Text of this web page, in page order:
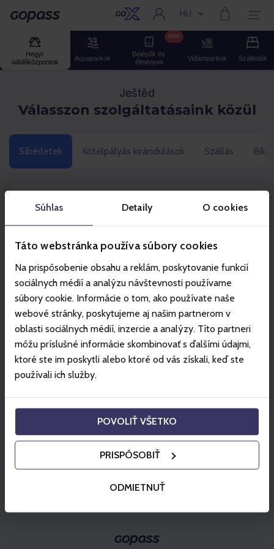
Súhlas Detaily O cookies
Táto webstránka používa súbory cookies
Na prispôsobenie obsahu a reklám, poskytovanie funkcií
sociálnych médií a analýzu návštevnosti používame
súbory cookie. Informácie o tom, ako používate naše
webové stránky, poskytujeme aj našim partnerom v
oblasti sociálnych médií, inzercie a analýzy. Títo partneri
môžu príslušné informácie skombinovať s ďalšími údajmi,
ktoré ste im poskytli alebo ktoré od vás získali, keď ste
používali ich služby.
POVOLIŤ VŠETKO
PRISPÔSOBIŤ
ODMIETNUŤ
Gopass Aktuális nyelv:
HU
Hegyi
üdülőközpontok
Aquaparkok
Belépők és
élmények
NEW
Vidámparkok Szállodák
Ještěd
Válasszon szolgáltatásaink közül
Síbérletek Kötélpályás kirándulások Szállás Bike
Kattintson a termékére
Szezonális
Kiválaszt
Kiválaszt
Kosárba helyez